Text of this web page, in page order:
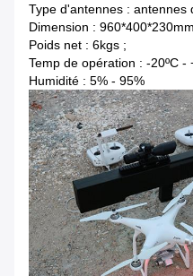
Type d'antennes : antennes
Dimension : 960*400*230mm
Poids net : 6kgs ;
Temp de opération : -20ºC -
Humidité : 5% - 95%